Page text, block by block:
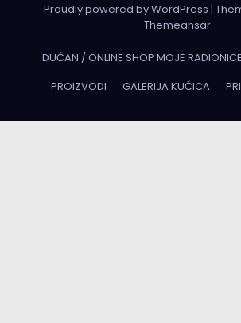
Proudly powered by WordPress |
Themeansar.
DUĆAN / ONLINE SHOP MOJE RADIONICE
PROIZVODI
GALERIJA KUĆICA